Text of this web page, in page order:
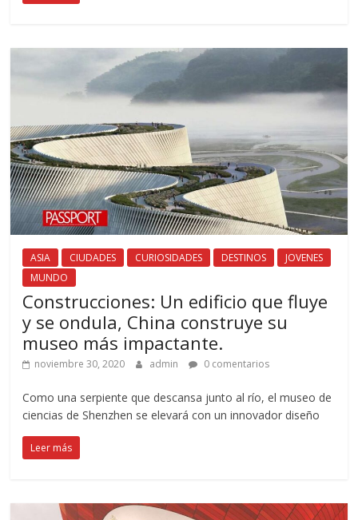
ASIA CIUDADES CURIOSIDADES DESTINOS
JOVENES
MUNDO
Construcciones: Un edificio que fluye
y se ondula, China construye su
museo más impactante.
noviembre 30, 2020 admin 0 comentarios
Como una serpiente que descansa junto al río, el museo de
ciencias de Shenzhen se elevará con un innovador diseño
Leer más